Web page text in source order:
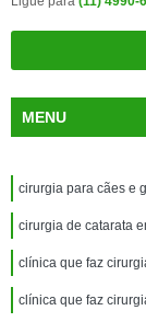
MENU
cirurgia para cães e
cirurgia de catarata
clínica que faz
clínica que faz